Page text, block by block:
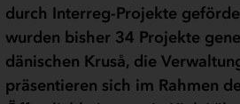
durch Interreg-Projekte
wurden bisher 34 Projekte
dänischen Kruså, die
präsentieren sich im Rahmen